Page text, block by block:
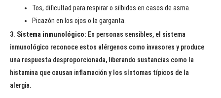
Tos, dificultad para respirar o silbidos en casos de asma.
Picazón en los ojos o la garganta.
Sistema inmunológico: En personas sensibles, el sistema
inmunológico reconoce estos alérgenos como invasores y produce
una respuesta desproporcionada, liberando sustancias como la
histamina que causan inflamación y los síntomas típicos de la
alergia.